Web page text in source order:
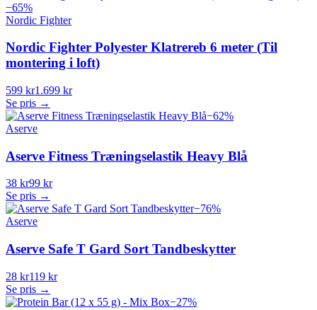
−65%
Nordic Fighter
Nordic Fighter Polyester Klatrereb 6 meter (Til
montering i loft)
599 kr1.699 kr
Se pris →
−62%
Aserve
Aserve Fitness Træningselastik Heavy Blå
38 kr99 kr
Se pris →
−76%
Aserve
Aserve Safe T Gard Sort Tandbeskytter
28 kr119 kr
Se pris →
−27%